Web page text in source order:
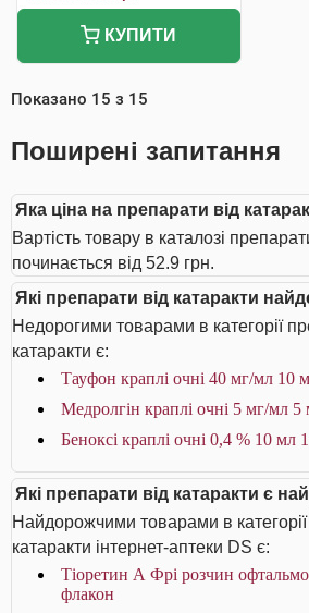
КУПИТИ
Показано 15 з 15
Поширені запитання
Яка ціна на препарати від
Вартість товару в каталозі
починається від 52.9 грн.
Які препарати від катаракти
Недорогими товарами в категорії
катаракти є:
Тауфон краплі очні 40 мг/мл 10
Медролгін краплі очні 5 мг/мл 5
Беноксі краплі очні 0,4 % 10 мл
Які препарати від катаракти є
Найдорожчими товарами в
катаракти інтернет-аптеки DS є:
Тіоретин А Фрі розчин
флакон